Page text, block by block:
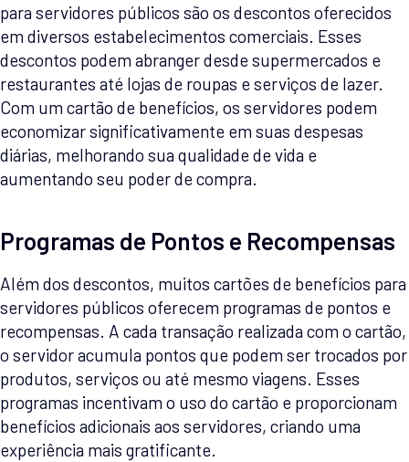
para servidores públicos são os descontos oferecidos
em diversos estabelecimentos comerciais. Esses
descontos podem abranger desde supermercados e
restaurantes até lojas de roupas e serviços de lazer.
Com um cartão de benefícios, os servidores podem
economizar significativamente em suas despesas
diárias, melhorando sua qualidade de vida e
aumentando seu poder de compra.
Programas de Pontos e Recompensas
Além dos descontos, muitos cartões de benefícios para
servidores públicos oferecem programas de pontos e
recompensas. A cada transação realizada com o cartão,
o servidor acumula pontos que podem ser trocados por
produtos, serviços ou até mesmo viagens. Esses
programas incentivam o uso do cartão e proporcionam
benefícios adicionais aos servidores, criando uma
experiência mais gratificante.